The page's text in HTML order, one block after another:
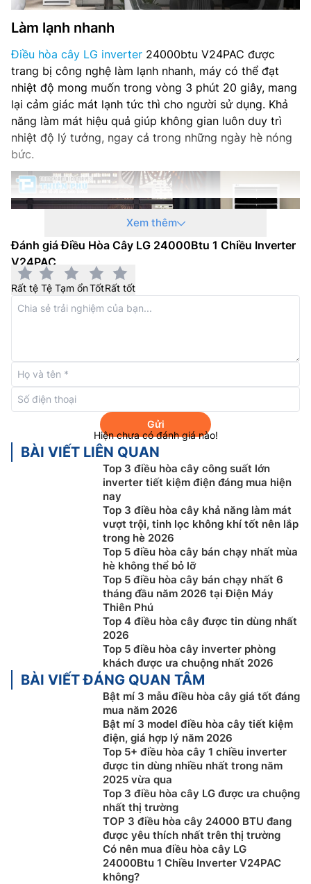
Làm lạnh nhanh
Điều hòa cây LG inverter 24000btu V24PAC được
trang bị công nghệ làm lạnh nhanh, máy có thể đạt
nhiệt độ mong muốn trong vòng 3 phút 20 giây, mang
lại cảm giác mát lạnh tức thì cho người sử dụng. Khả
năng làm mát hiệu quả giúp không gian luôn duy trì
nhiệt độ lý tưởng, ngay cả trong những ngày hè nóng
bức.
Điều hòa tủ đứng 1 chiều
V24PAC được trang bị công nghệ tiên tiến, cho phép
luồng khí tỏa xa lên đến 20 mét. Điều này giúp không
khí mát lan tỏa đều khắp phòng, mang lại cảm giác dễ
chịu, thoải mái cho mọi thành viên trong gia đình. Dù
bạn đang ở góc phòng nào, bạn cũng sẽ cảm nhận
được luồng khí mát mẻ, trong lành.
Công nghệ inverter tiết kiệm điện
giá rẻ V24PAC này được trang bị
công nghệ inverter giúp kiểm soát công suất hoạt
động của máy từ đó vừa đảm bảo khả năng làm lạnh
ổn định vừa tiết kiệm điện năng đồng thời kéo dài tuổi
thọ cho sản phẩm.
Xem thêm
Đánh giá Điều Hòa Cây LG 24000Btu 1 Chiều Inverter
V24PAC
Rất tệ Tệ Tạm ổnTốtRất tốt
Gửi
Hiện chưa có đánh giá nào!
BÀI VIẾT LIÊN QUAN
Top 3 điều hòa cây công suất lớn
inverter tiết kiệm điện đáng mua hiện
nay
Top 3 điều hòa cây khả năng làm mát
vượt trội, tinh lọc không khí tốt nên lắp
trong hè 2026
Top 5 điều hòa cây bán chạy nhất mùa
hè không thể bỏ lỡ
Top 5 điều hòa cây bán chạy nhất 6
tháng đầu năm 2026 tại Điện Máy
Thiên Phú
Top 4 điều hòa cây được tin dùng nhất
2026
Top 5 điều hòa cây inverter phòng
khách được ưa chuộng nhất 2026
BÀI VIẾT ĐÁNG QUAN TÂM
Bật mí 3 mẫu điều hòa cây giá tốt đáng
mua năm 2026
Bật mí 3 model điều hòa cây tiết kiệm
điện, giá hợp lý năm 2026
Top 5+ điều hòa cây 1 chiều inverter
được tin dùng nhiều nhất trong năm
2025 vừa qua
Top 3 điều hòa cây LG được ưa chuộng
nhất thị trường
TOP 3 điều hòa cây 24000 BTU đang
được yêu thích nhất trên thị trường
Có nên mua điều hòa cây LG
24000Btu 1 Chiều Inverter V24PAC
không?